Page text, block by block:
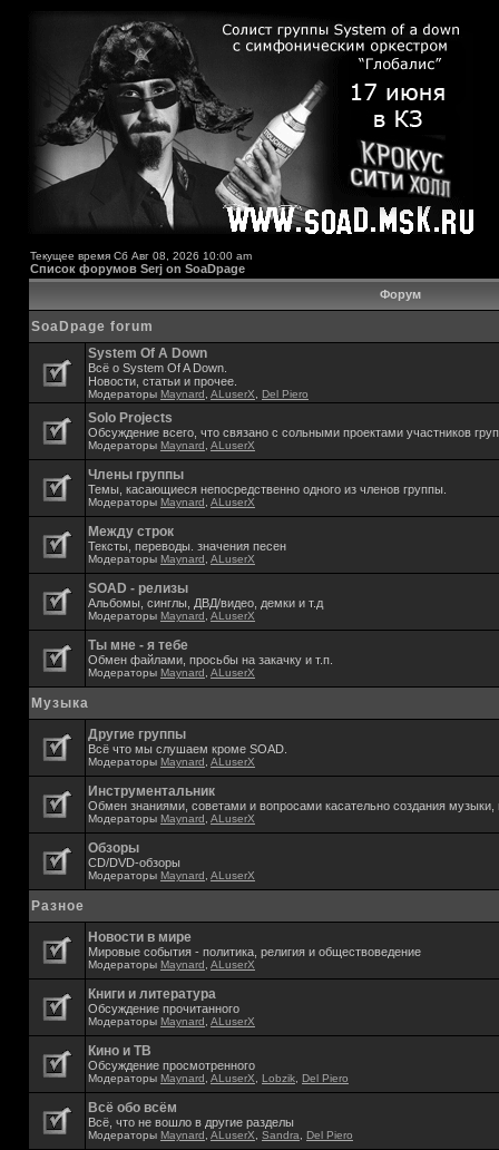
Текущее время Сб Авг 08, 2026 10:00 am
Список форумов Serj on SoaDpage
Форум
SoaDpage forum
System Of A Down
Всё о System Of A Down.
Новости, статьи и прочее.
Модераторы Maynard ALuserX Del Piero
Solo Projects
Обсуждение всего, что связано с сольными проектами участников
Модераторы Maynard ALuserX
Члены группы
Темы, касающиеся непосредственно одного из членов группы.
Модераторы Maynard ALuserX
Между строк
Тексты, переводы. значения песен
Модераторы Maynard ALuserX
SOAD - релизы
Альбомы, синглы, ДВД/видео, демки и т.д
Модераторы Maynard ALuserX
Ты мне - я тебе
Обмен файлами, просьбы на закачку и т.п.
Модераторы Maynard ALuserX
Музыка
Другие группы
Всё что мы слушаем кроме SOAD.
Модераторы Maynard ALuserX
Инструментальник
Обмен знаниями, советами и вопросами касательно создания музыки,
Модераторы Maynard ALuserX
Обзоры
CD/DVD-обзоры
Модераторы Maynard ALuserX
Разное
Новости в мире
Мировые события - политика, религия и обществоведение
Модераторы Maynard ALuserX
Книги и литература
Обсуждение прочитанного
Модераторы Maynard ALuserX
Кино и ТВ
Обсуждение просмотренного
Модераторы Maynard ALuserX Lobzik Del Piero
Всё обо всём
Всё, что не вошло в другие разделы
Модераторы Maynard ALuserX Sandra Del Piero